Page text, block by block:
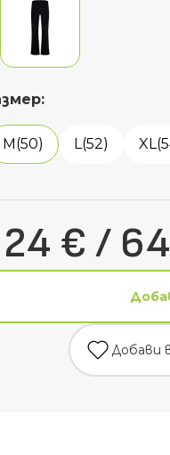
M(50) L(52)
€ /
Добави